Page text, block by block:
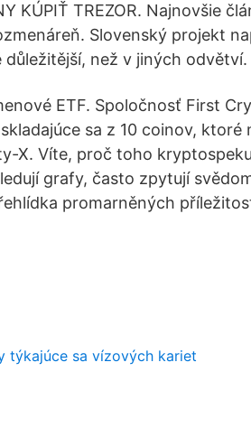
KÚPIŤ TREZOR. Najnovšie
Slovenský projekt
než v jiných odvětví.
ETF. Spoločnosť First
sa z 10 coinov, ktoré
X. Víte, proč toho
grafy, často zpytují
promarněných
týkajúce sa vízových kariet